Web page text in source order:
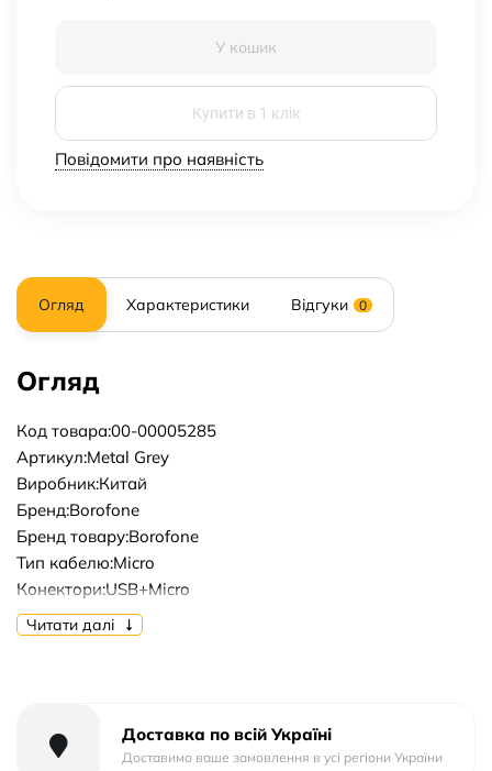
У кошик
Купити в 1 клік
Повідомити про наявність
Огляд Характеристики Відгуки 0
Огляд
Код товара:00-00005285
Артикул:Metal Grey
Виробник:Китай
Бренд:Borofone
Бренд товару:Borofone
Тип кабелю:Micro
Конектори:USB+Micro
Довжина кабелю, м:1m
Матеріал корпусу:Тканина
Читати далі
Доставка по всій Україні
Доставимо ваше замовлення в усі регіони України